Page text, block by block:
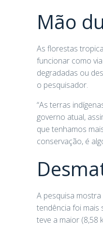
Mão
As florestas
funcionar como
degradadas ou
o pesquisador.
“As terras
governo atual,
que tenhamos
conservação, é
A pesquisa
tendência foi mais
teve a maior (8,58